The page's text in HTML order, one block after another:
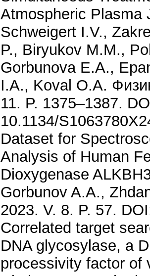
Atmospheric Plasma
Schweigert I.V.,
P., Biryukov M.M.,
Gorbunova E.A.,
I.A., Koval O.A.
11. P. 1375–1387.
10.1134/
Dataset for
Analysis of Human
Dioxygenase
Gorbunov A.A.,
2023. V. 8. P. 57.
Correlated target
DNA glycosylase, a
processivity factor of